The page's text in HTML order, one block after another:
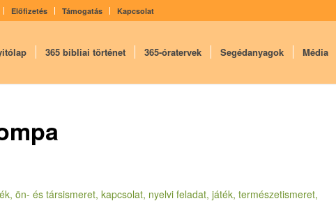
Előfizetés Támogatás Kapcsolat
365 bibliai történet 365-óratervek Segédanyagok Média
ön- és társismeret, kapcsolat, nyelvi feladat, játék, természetismeret,